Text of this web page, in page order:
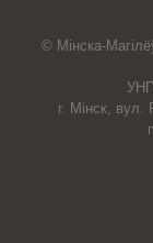
© Мiнска-
г. Мінск,